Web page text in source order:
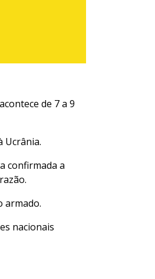
de 7 a 9
Ucrânia.
confirmada a
armado.
nacionais